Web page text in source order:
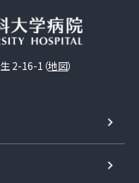
2-16-1（地図）